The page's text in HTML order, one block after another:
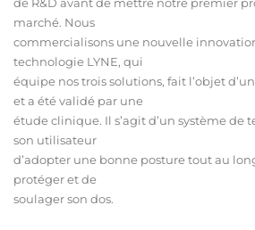
marché. Nous
commercialisons une nouvelle
technologie LYNE, qui
équipe nos trois solutions, fait l’objet
et a été validé par une
étude clinique. Il s’agit d’un système de
son utilisateur
d’adopter une bonne posture tout au
protéger et de
soulager son dos.